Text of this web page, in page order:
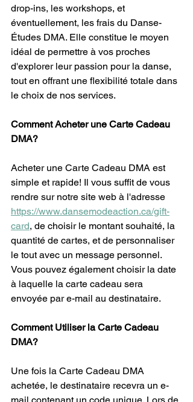
drop-ins, les workshops, et
éventuellement, les frais du Danse-
Études DMA. Elle constitue le moyen
idéal de permettre à vos proches
d'explorer leur passion pour la danse,
tout en offrant une flexibilité totale dans
le choix de nos services.
Comment Acheter une Carte Cadeau
DMA?
Acheter une Carte Cadeau DMA est
simple et rapide! Il vous suffit de vous
rendre sur notre site web à l'adresse
https://www.dansemodeaction.ca/gift-
card, de choisir le montant souhaité, la
quantité de cartes, et de personnaliser
le tout avec un message personnel.
Vous pouvez également choisir la date
à laquelle la carte cadeau sera
envoyée par e-mail au destinataire.
Comment Utiliser la Carte Cadeau
DMA?
Une fois la Carte Cadeau DMA
achetée, le destinataire recevra un e-